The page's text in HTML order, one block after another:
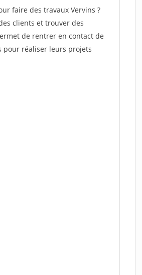
faire des travaux Vervins ?
clients et trouver des
de rentrer en contact de
pour réaliser leurs projets